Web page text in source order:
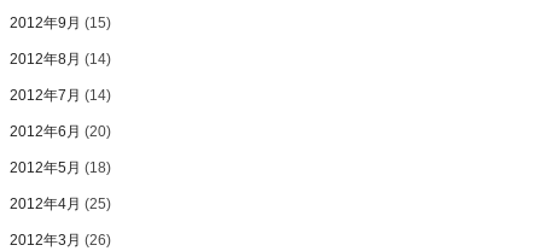
2012年9月 (15)
2012年8月 (14)
2012年7月 (14)
2012年6月 (20)
2012年5月 (18)
2012年4月 (25)
2012年3月 (26)